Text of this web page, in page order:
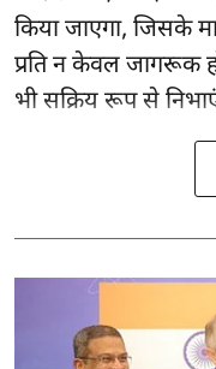
किया जाएगा, जिसके
प्रति न केवल जागरूक
भी सक्रिय रूप से